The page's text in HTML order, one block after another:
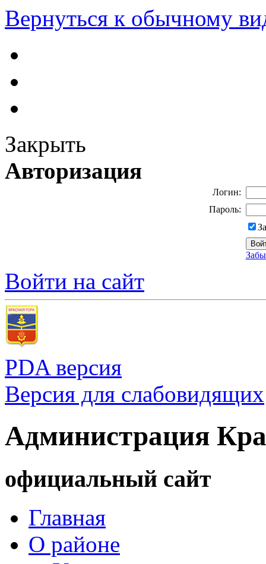
Вернуться к обычному
Закрыть
Авторизация
Логин:
Пароль:
Войти на сайт
PDA версия
Версия для слабовидящих
Администрация
официальный сайт
Главная
О районе